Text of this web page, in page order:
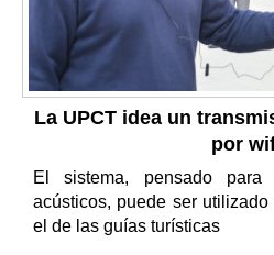
La UPCT idea un
por
El sistema, pensado para
acústicos, puede ser
el de las guías turísticas